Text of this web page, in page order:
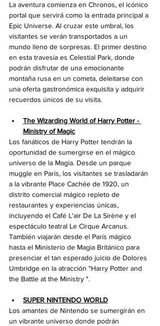
La aventura comienza en Chronos, el icónico
portal que servirá como la entrada principal a
Epic Universe. Al cruzar este umbral, los
visitantes se verán transportados a un
mundo lleno de sorpresas. El primer destino
en esta travesía es Celestial Park, donde
podrán disfrutar de una emocionante
montaña rusa en un cometa, deleitarse con
una oferta gastronómica exquisita y adquirir
recuerdos únicos de su visita.
The Wizarding World of Harry Potter -
Ministry of Magic
Los fanáticos de Harry Potter tendrán la
oportunidad de sumergirse en el mágico
universo de la Magia. Desde un parque
muggle en París, los visitantes se trasladarán
a la vibrante Place Cachée de 1920, un
distrito comercial mágico repleto de
restaurantes y experiencias únicas,
incluyendo el Café L'air De La Sirène y el
espectáculo teatral Le Cirque Arcanus.
También viajarán desde el París mágico
hasta el Ministerio de Magia Británico para
presenciar el tan esperado juicio de Dolores
Umbridge en la atracción "Harry Potter and
the Battle at the Ministry ".
SUPER NINTENDO WORLD
Los amantes de Nintendo se sumergirán en
un vibrante universo donde podrán